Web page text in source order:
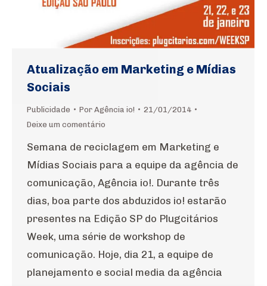
Atualização em Marketing e Mídias
Sociais
Publicidade Por Agência io!
21/01/2014
Deixe um comentário
Semana de reciclagem em Marketing e
Mídias Sociais para a equipe da agência de
comunicação, Agência io!. Durante três
dias, boa parte dos abduzidos io! estarão
presentes na Edição SP do Plugcitários
Week, uma série de workshop de
comunicação. Hoje, dia 21, a equipe de
planejamento e social media da agência